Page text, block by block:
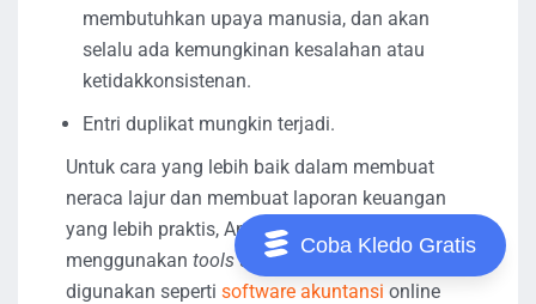
membutuhkan upaya manusia, dan akan
selalu ada kemungkinan kesalahan atau
ketidakkonsistenan.
Entri duplikat mungkin terjadi.
Untuk cara yang lebih baik dalam membuat
neraca lajur dan membuat laporan keuangan
yang lebih praktis, Anda bisa mencoba
menggunakan toolsakuntansi yang mudah
digunakan seperti software akuntansi online
Coba Kledo Gratis